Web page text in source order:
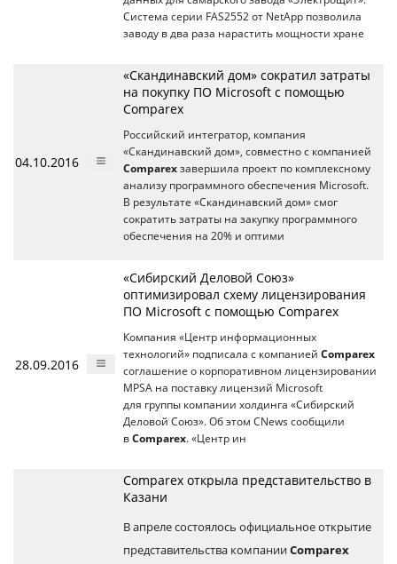
Система серии FAS2552 от NetApp позволила
заводу в два раза нарастить мощности хране
04.10.2016
«Скандинавский дом» сократил затраты
на покупку ПО Microsoft с помощью
Comparex
Российский интегратор, компания
«Скандинавский дом», совместно с компанией
Comparex завершила проект по комплексному
анализу программного обеспечения Microsoft.
В результате «Скандинавский дом» смог
сократить затраты на закупку программного
обеспечения на 20% и оптими
28.09.2016
«Сибирский Деловой Союз»
оптимизировал схему лицензирования
ПО Microsoft с помощью Comparex
Компания «Центр информационных
технологий» подписала с компанией Comparex
соглашение о корпоративном лицензировании
MPSA на поставку лицензий Microsoft
для группы компании холдинга «Сибирский
Деловой Союз». Об этом CNews сообщили
в Comparex. «Центр ин
Comparex открыла представительство в
Казани
В апреле состоялось официальное открытие
представительства компанииComparex